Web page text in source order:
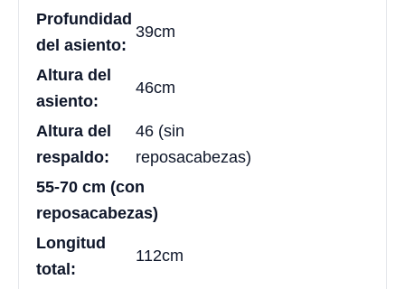
Profundidad
del asiento:
39cm
Altura del
asiento:
46cm
Altura del
respaldo:
46 (sin
reposacabezas)
55-70 cm (con
reposacabezas)
Longitud
total:
112cm